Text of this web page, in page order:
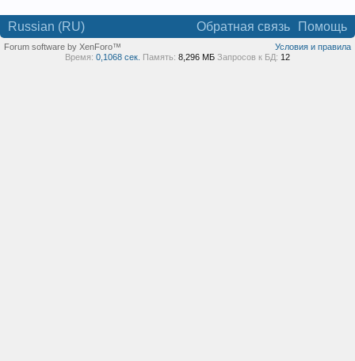
Russian (RU) Обратная связь Помощь
Условия и правила
Forum software by XenForo™
Время: 0,1068 сек. Память: 8,296 МБ Запросов к БД: 12